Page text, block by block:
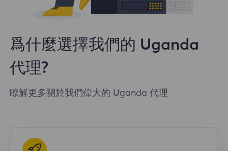
爲什麼選擇我們的 Uganda
代理?
瞭解更多關於我們偉大的 Uganda 代理